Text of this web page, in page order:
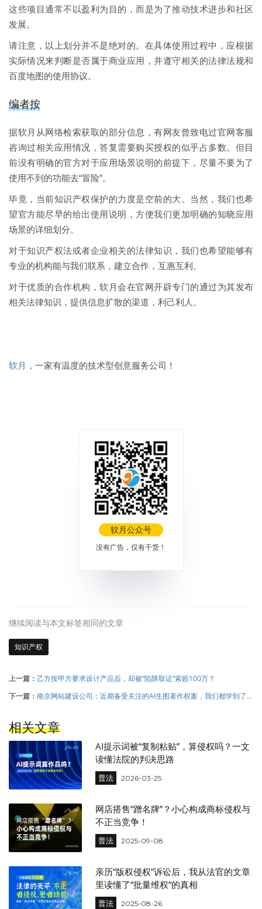
这些项目通常不以盈利为目的，而是为了推动技术进步和社区
发展。
请注意，以上划分并不是绝对的。在具体使用过程中，应根据
实际情况来判断是否属于商业应用，并遵守相关的法律法规和
百度地图的使用协议。
编者按
据软月从网络检索获取的部分信息，有网友曾致电过官网客服
咨询过相关应用情况，答复需要购买授权的似乎占多数。但目
前没有明确的官方对于应用场景说明的前提下，尽量不要为了
使用不到的功能去“冒险”。
毕竟，当前知识产权保护的力度是空前的大。当然，我们也希
望官方能尽早的给出使用说明，方便我们更加明确的知晓应用
场景的详细划分。
对于知识产权法或者企业相关的法律知识，我们也希望能够有
专业的机构能与我们联系，建立合作，互惠互利。
对于优质的合作机构，软月会在官网开辟专门的通过为其发布
相关法律知识，提供信息扩散的渠道，利己利人。
软月 ，一家有温度的技术型创意服务公司！
软月公众号
没有广告，仅有干货！
继续阅读与本文标签相同的文章
知识产权
上一篇： 乙方按甲方要求设计产品后，却被“陷阱取证”索赔100万？
下一篇： 南京网站建设公司：近期备受关注的AI生图著作权案，我们都学到了
相关文章
AI提示词被“复制粘贴”，算侵权吗？一文
读懂法院的判决思路
普法 2026-03-25
网店搭售“蹭名牌”？小心构成商标侵权与
不正当竞争！
普法 2025-09-08
亲历“版权侵权”诉讼后，我从法官的文章
里读懂了“批量维权”的真相
普法 2025-08-26